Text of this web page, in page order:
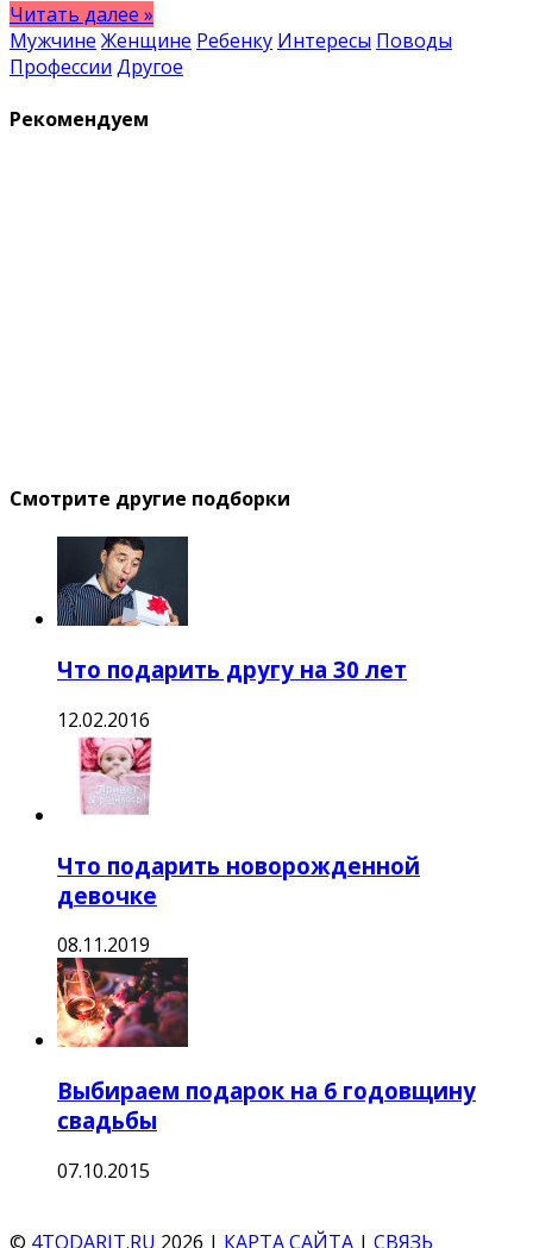
Читать далее »
Мужчине Женщине Ребенку Интересы Поводы
Профессии Другое
Рекомендуем
Смотрите другие подборки
Что подарить другу на 30 лет
12.02.2016
Что подарить новорожденной
девочке
08.11.2019
Выбираем подарок на 6 годовщину
свадьбы
07.10.2015
© 4TODARIT.RU 2026 | КАРТА САЙТА | СВЯЗЬ